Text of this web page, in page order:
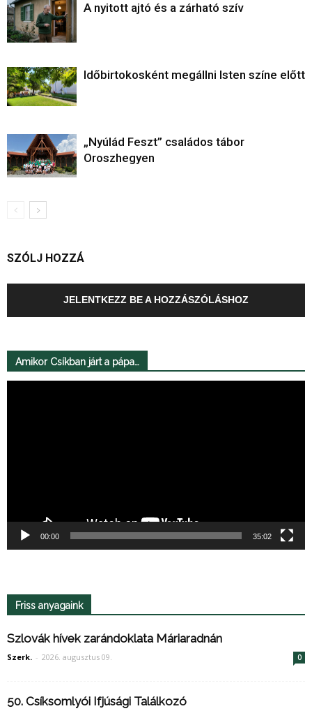
A nyitott ajtó és a zárható szív
Időbirtokosként megállni Isten színe előtt
„Nyúlád Feszt” családos tábor
Oroszhegyen
SZÓLJ HOZZÁ
JELENTKEZZ BE A HOZZÁSZÓLÁSHOZ
Amikor Csíkban járt a pápa…
00:00 35:02
Friss anyagaink
Szlovák hívek zarándoklata Máriaradnán
Szerk. - 2026. augusztus 09. 0
50. Csíksomlyói Ifjúsági Találkozó